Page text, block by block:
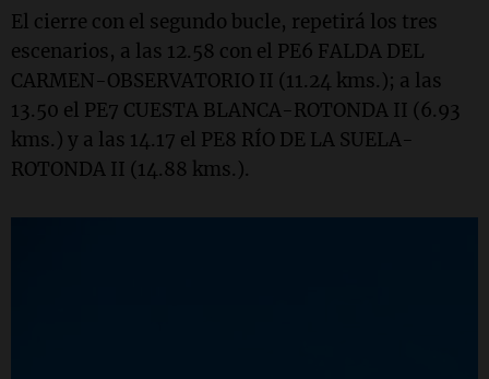
El cierre con el segundo bucle, repetirá los tres
escenarios, a las 12.58 con el PE6 FALDA DEL
CARMEN-OBSERVATORIO II (11.24 kms.); a las
13.50 el PE7 CUESTA BLANCA-ROTONDA II (6.93
kms.) y a las 14.17 el PE8 RÍO DE LA SUELA-
ROTONDA II (14.88 kms.).